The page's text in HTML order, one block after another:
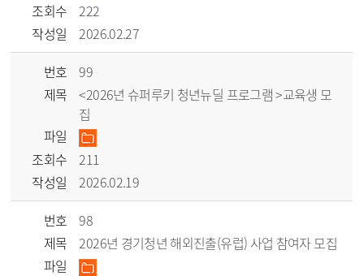
조회수
222
작성일
2026.02.27
번호
99
제목
<2026년 슈퍼루키 청년뉴딜 프로그램 >교육생 모
집
파일
조회수
211
작성일
2026.02.19
번호
98
제목
2026년 경기청년 해외진출(유럽) 사업 참여자 모집
파일